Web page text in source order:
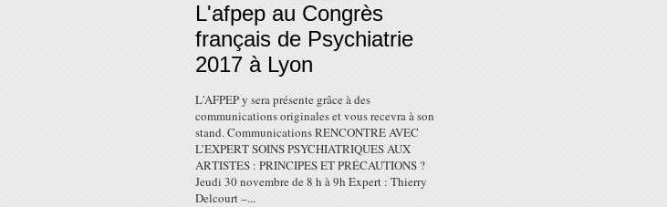
L'afpep au Congrès
français de Psychiatrie
2017 à Lyon
L'AFPEP y sera présente grâce à des
communications originales et vous recevra à son
stand. Communications RENCONTRE AVEC
L’EXPERT SOINS PSYCHIATRIQUES AUX
ARTISTES : PRINCIPES ET PRÉCAUTIONS ?
Jeudi 30 novembre de 8 h à 9h Expert : Thierry
Delcourt –...